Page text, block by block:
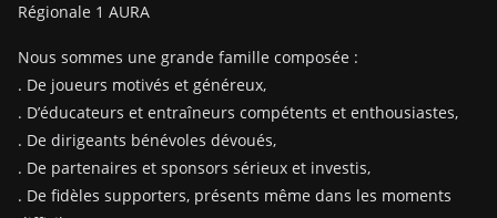
Régionale 1 AURA
Nous sommes une grande famille composée :
. De joueurs motivés et généreux,
. D’éducateurs et entraîneurs compétents et enthousiastes,
. De dirigeants bénévoles dévoués,
. De partenaires et sponsors sérieux et investis,
. De fidèles supporters, présents même dans les moments